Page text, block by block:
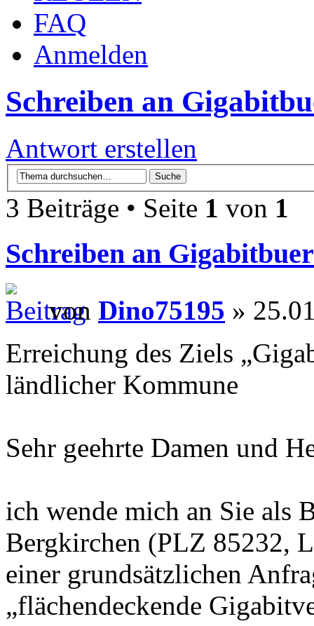
FAQ
Anmelden
Schreiben an
Antwort erstellen
3 Beiträge • Seite 1 von 1
Schreiben an
von Dino75195 »
Erreichung des Ziels
ländlicher Kommune
Sehr geehrte Damen und
ich wende mich an Sie als
Bergkirchen (PLZ 85232,
einer grundsätzlichen
„flächendeckende